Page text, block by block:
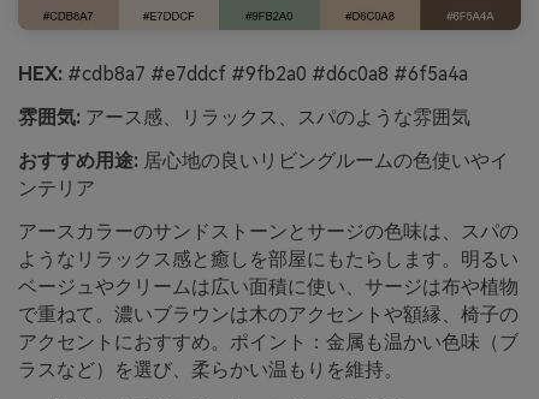
HEX: #cdb8a7 #e7ddcf #9fb2a0 #d6c0a8 #6f5a4a
雰囲気: アース感、リラックス、スパのような雰囲気
おすすめ用途: 居心地の良いリビングルームの色使いやイ
ンテリア
アースカラーのサンドストーンとサージの色味は、スパの
ようなリラックス感と癒しを部屋にもたらします。明るい
ベージュやクリームは広い面積に使い、サージは布や植物
で重ねて。濃いブラウンは木のアクセントや額縁、椅子の
アクセントにおすすめ。ポイント：金属も温かい色味（ブ
ラスなど）を選び、柔らかい温もりを維持。